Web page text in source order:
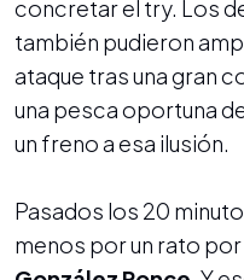
concretar el try. Los
también pudieron
ataque tras una gran
una pesca oportuna
un freno a esa ilusión.
Pasados los 20
menos por un rato por